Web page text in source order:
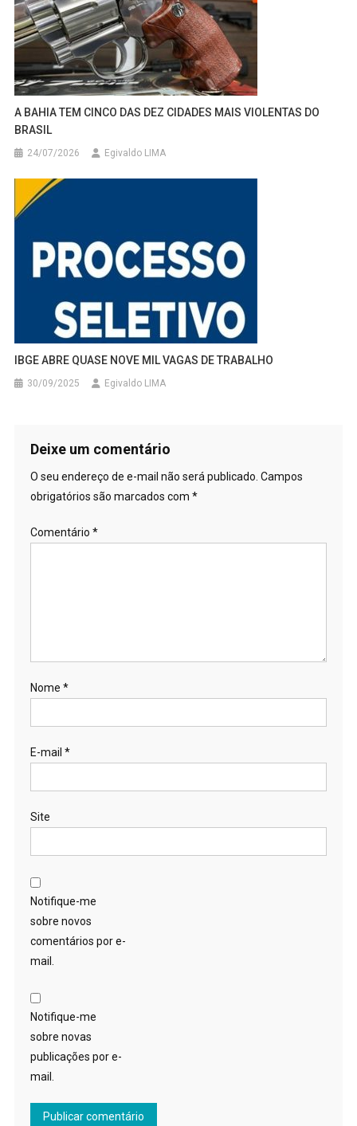
A BAHIA TEM CINCO DAS DEZ CIDADES MAIS VIOLENTAS DO
BRASIL
24/07/2026 Egivaldo LIMA
IBGE ABRE QUASE NOVE MIL VAGAS DE TRABALHO
30/09/2025 Egivaldo LIMA
Deixe um comentário
O seu endereço de e-mail não será publicado. Campos
obrigatórios são marcados com *
Comentário *
Nome *
E-mail *
Site
Notifique-me
sobre novos
comentários por e-
mail.
Notifique-me
sobre novas
publicações por e-
mail.